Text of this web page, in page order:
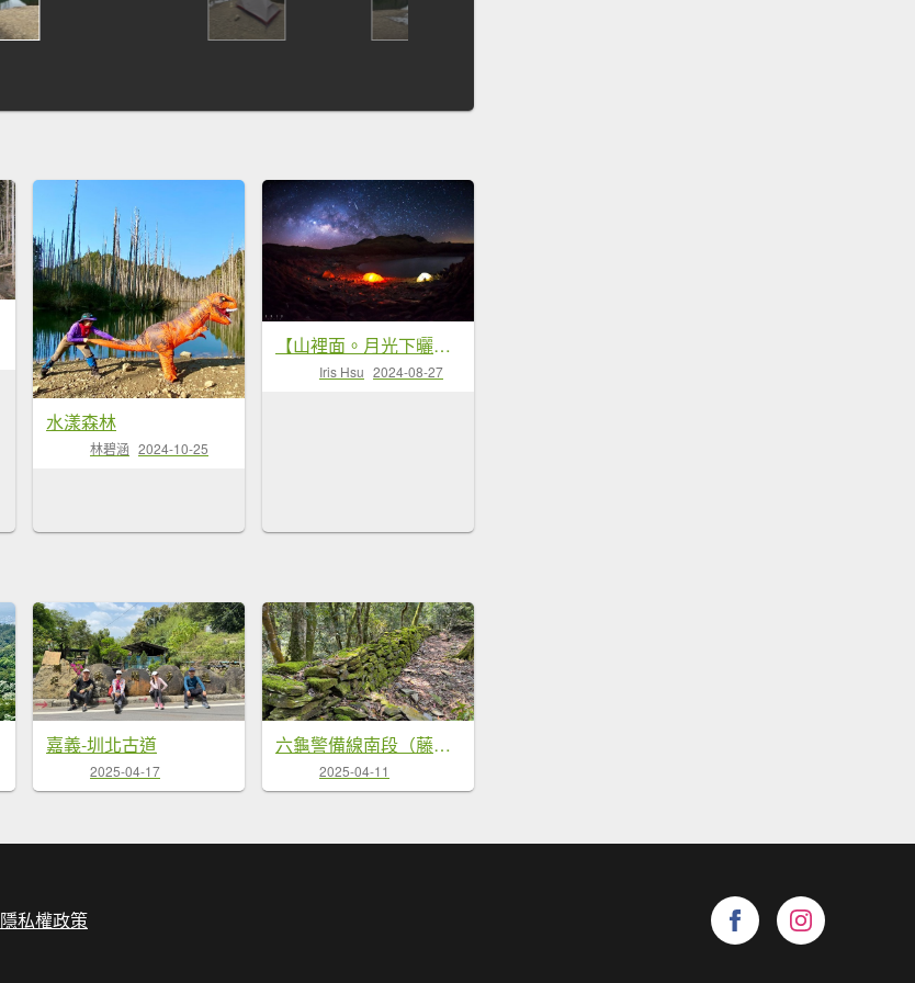
水漾森林
林碧涵 2024-10-25
【山裡面。月光下曬帳篷】夜曝系列
Iris Hsu 2024-08-27
嘉義-圳北古道
2025-04-17
六龜警備線南段（藤枝-茂林）2天1夜
2025-04-11
隱私權政策